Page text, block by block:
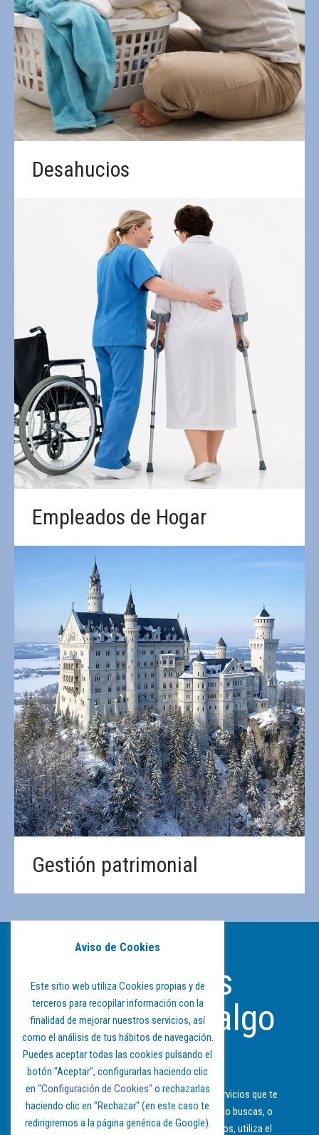
Desahucios
Empleados de Hogar
Gestión patrimonial
¿Podemos
ayudarte en algo
más?
Si tienes alguna duda sobre alguno de los servicios que te
ofrecemos en nuestra web, no encuentras lo buscas, o
simplemente deseas contactar con nosotros, utiliza el
Aviso de Cookies
Este sitio web utiliza Cookies propias y de
terceros para recopilar información con la
finalidad de mejorar nuestros servicios, así
como el análisis de tus hábitos de navegación.
Puedes aceptar todas las cookies pulsando el
botón "Aceptar", configurarlas haciendo clic
en "Configuración de Cookies" o rechazarlas
haciendo clic en "Rechazar" (en este caso te
redirigiremos a la página genérica de Google).